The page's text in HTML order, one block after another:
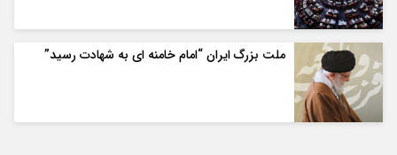
ملت بزرگ ایران “امام خامنه ای به شهادت رسید”